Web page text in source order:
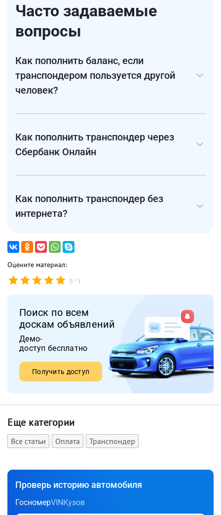
Часто задаваемые
вопросы
Как пополнить баланс, если
транспондером пользуется другой
человек?
Как пополнить транспондер через
Сбербанк Онлайн
Как пополнить транспондер без
интернета?
Оцените материал:
5 / 1
Поиск по всем
доскам объявлений
Демо-
доступ бесплатно
Получить доступ
Еще категории
Все статьи Оплата Транспондер
Проверь историю автомобиля
ГосномерVINКузов